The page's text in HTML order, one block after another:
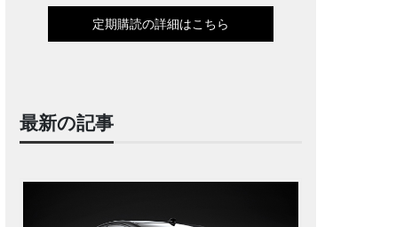
定期購読の詳細はこちら
最新の記事